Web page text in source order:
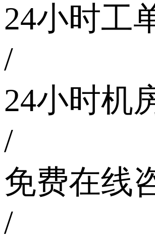
24小时工
/
24小时机
/
免费在线
/